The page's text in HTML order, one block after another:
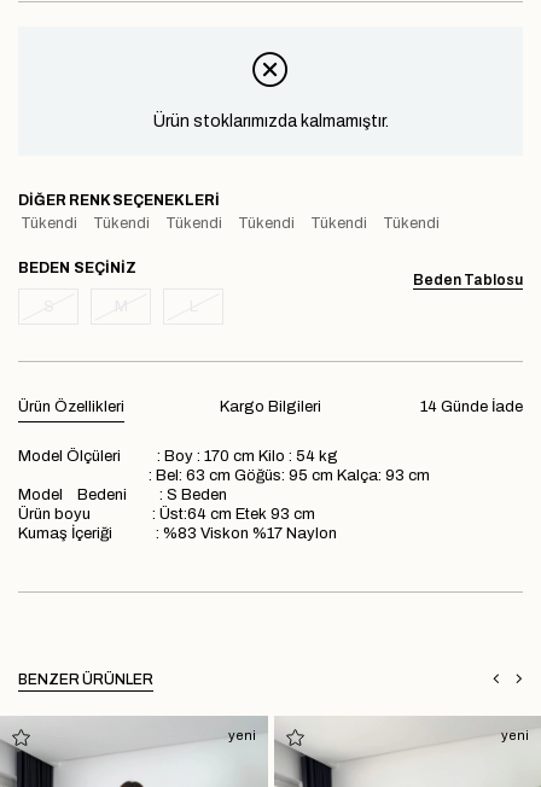
Ürün stoklarımızda kalmamıştır.
DIĞER RENK SEÇENEKLERI
Tükendi
Tükendi Tükendi Tükendi Tükendi Tükendi
Beden Tablosu
BEDEN
Ürün Özellikleri 14 Günde İade
Kargo Bilgileri
Model Ölçüleri : Boy : 170 cm Kilo : 54 kg
: Bel: 63 cm Göğüs: 95 cm Kalça: 93 cm
Model Bedeni : S Beden
Ürün boyu : Üst:64 cm Etek 93 cm
Kumaş İçeriği : %83 Viskon %17 Naylon
BENZER ÜRÜNLER
yeni yeni